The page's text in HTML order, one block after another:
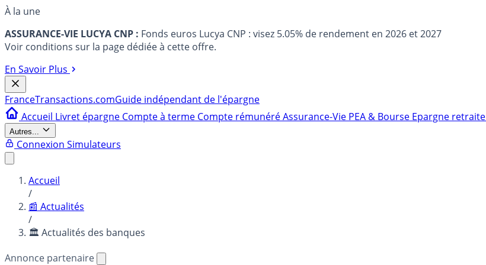
À la une
ASSURANCE-VIE LUCYA CNP : Fonds euros Lucya CNP : visez 5.05% de rendement en 2026 et 2027
Voir conditions sur la page dédiée à cette offre.
En Savoir Plus
FranceTransactions.comGuide indépendant de l'épargne
Accueil Livret épargne Compte à terme Compte rémunéréAssurance-Vie PEA & Bourse Epargne retraite
Autres...
Connexion Simulateurs
Accueil
/
📰 Actualités
/
🏛️ Actualités des banques
Annonce partenaire